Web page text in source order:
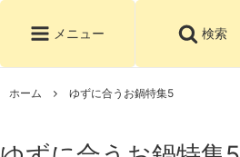
メニュー 検索
ホーム ゆずに合うお鍋特集5